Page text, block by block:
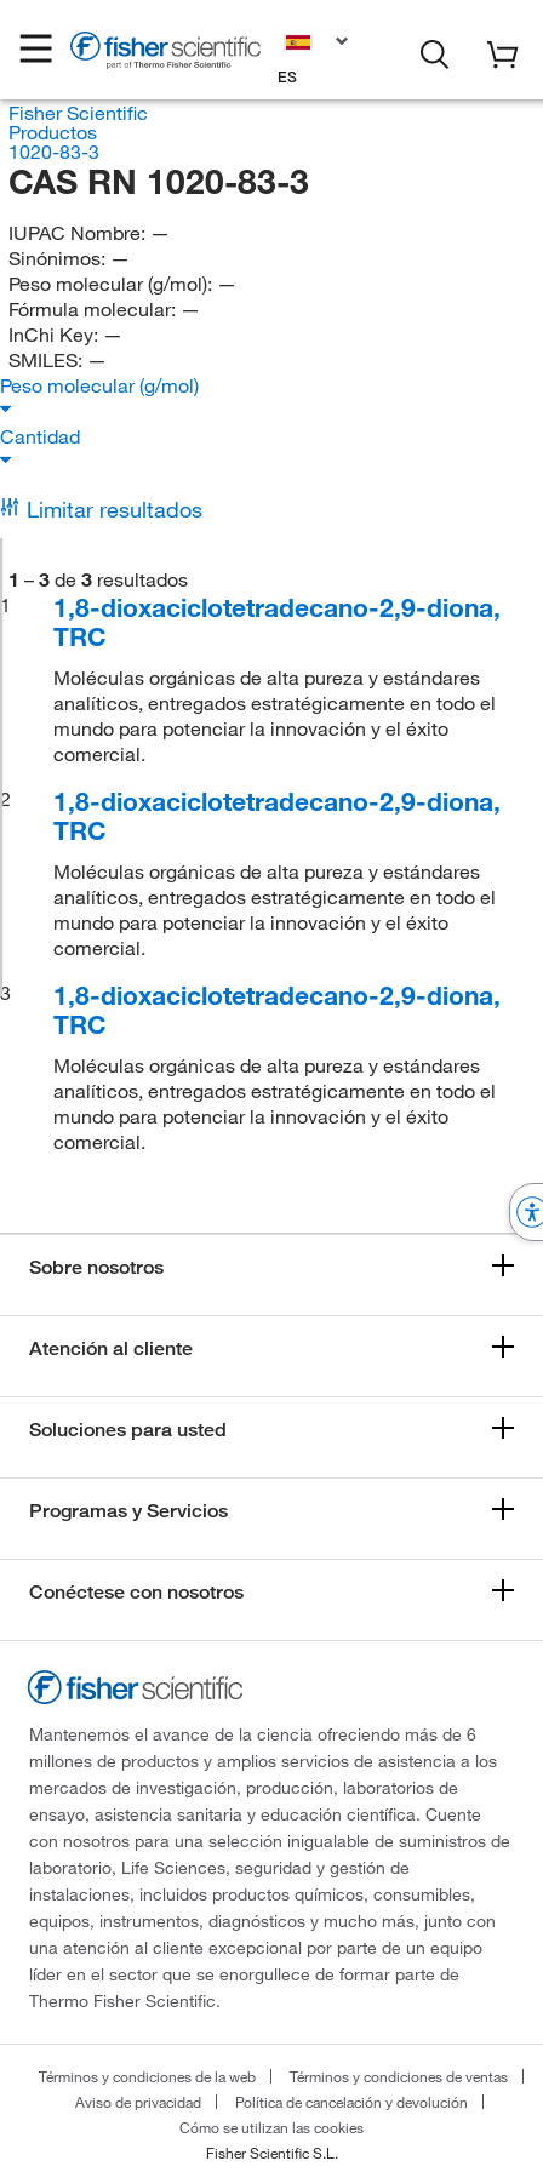
ES
Fisher Scientific
Productos
1020-83-3
CAS RN 1020-83-3
IUPAC Nombre: —
Sinónimos: —
Peso molecular (g/mol): —
Fórmula molecular: —
InChi Key: —
SMILES: —
Peso molecular (g/mol)
Cantidad
Limitar resultados
1 – 3 de 3 resultados
1
1,8-dioxaciclotetradecano-2,9-diona,
TRC
Moléculas orgánicas de alta pureza y estándares
analíticos, entregados estratégicamente en todo el
mundo para potenciar la innovación y el éxito
comercial.
2
1,8-dioxaciclotetradecano-2,9-diona,
TRC
Moléculas orgánicas de alta pureza y estándares
analíticos, entregados estratégicamente en todo el
mundo para potenciar la innovación y el éxito
comercial.
3
1,8-dioxaciclotetradecano-2,9-diona,
TRC
Moléculas orgánicas de alta pureza y estándares
analíticos, entregados estratégicamente en todo el
mundo para potenciar la innovación y el éxito
comercial.
Sobre nosotros
Atención al cliente
Soluciones para usted
Programas y Servicios
Conéctese con nosotros
Mantenemos el avance de la ciencia ofreciendo más de 6
millones de productos y amplios servicios de asistencia a los
mercados de investigación, producción, laboratorios de
ensayo, asistencia sanitaria y educación científica. Cuente
con nosotros para una selección inigualable de suministros de
laboratorio, Life Sciences, seguridad y gestión de
instalaciones, incluidos productos químicos, consumibles,
equipos, instrumentos, diagnósticos y mucho más, junto con
una atención al cliente excepcional por parte de un equipo
líder en el sector que se enorgullece de formar parte de
Thermo Fisher Scientific.
Términos y condiciones de la web
Términos y condiciones de ventas
Aviso de privacidad
Política de cancelación y devolución
Cómo se utilizan las cookies
Fisher Scientific S.L.